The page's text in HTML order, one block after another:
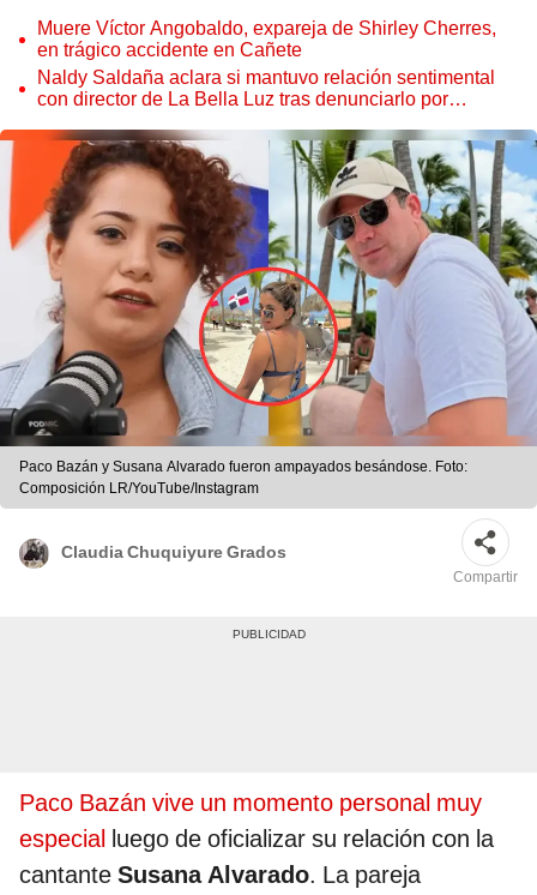
Muere Víctor Angobaldo, expareja de Shirley Cherres,
en trágico accidente en Cañete
Naldy Saldaña aclara si mantuvo relación sentimental
con director de La Bella Luz tras denunciarlo por
Paco Bazán y Susana Alvarado fueron ampayados besándose. Foto:
Composición LR/YouTube/Instagram
Claudia Chuquiyure Grados
Compartir
Paco Bazán vive un momento personal muy
especial luego de oficializar su relación con la
cantante Susana Alvarado. La pareja